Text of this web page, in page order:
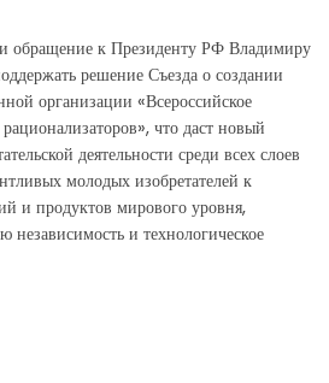
обращение к Президенту РФ Владимиру
решение Съезда о создании
организации «Всероссийское
что даст новый
деятельности среди всех слоев
молодых изобретателей к
и продуктов мирового уровня,
независимость и технологическое